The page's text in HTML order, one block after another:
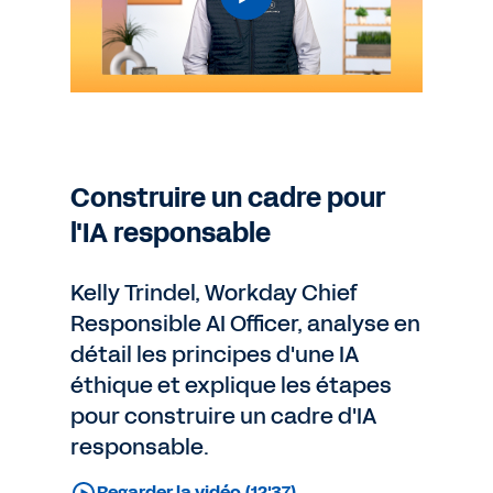
Construire un cadre pour
l'IA responsable
Kelly Trindel, Workday Chief
Responsible AI Officer, analyse en
détail les principes d'une IA
éthique et explique les étapes
pour construire un cadre d'IA
responsable.